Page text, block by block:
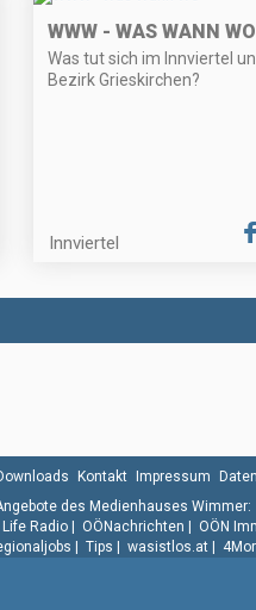
WWW - WAS WANN WO
Was tut sich im Innviertel
Bezirk Grieskirchen?
Innviertel
Kontakt Impressum
des Medienhauses Wimmer:
Life Radio | OÖNachrichten | OÖN
| Tips | wasistlos.at |